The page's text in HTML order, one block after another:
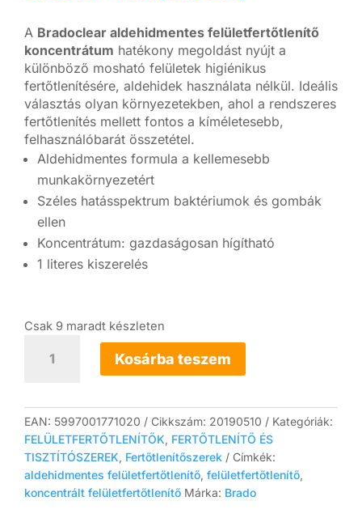
A Bradoclear aldehidmentes felületfertőtlenítő
koncentrátum hatékony megoldást nyújt a
különböző mosható felületek higiénikus
fertőtlenítésére, aldehidek használata nélkül. Ideális
választás olyan környezetekben, ahol a rendszeres
fertőtlenítés mellett fontos a kíméletesebb,
felhasználóbarát összetétel.
Aldehidmentes formula a kellemesebb
munkakörnyezetért
Széles hatásspektrum baktériumok és gombák
ellen
Koncentrátum: gazdaságosan hígítható
1 literes kiszerelés
Csak 9 maradt készleten
aldehidmentes
felületfertőtlenítő
1L
mennyiség
Kosárba teszem
EAN: 5997001771020 Cikkszám: 20190510
Kategóriák:
FELÜLETFERTŐTLENÍTŐK, FERTŐTLENÍTŐ ÉS
TISZTÍTÓSZEREK, Fertőtlenítőszerek
Címkék:
aldehidmentes felületfertőtlenítő, felületfertőtlenítő,
koncentrált felületfertőtlenítő Márka: Brado